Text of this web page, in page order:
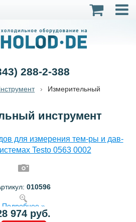
288-2-388
Измерительный
инструмент
для измерения тем-ры и дав-
Testo 0563 0002
010596
Подробнее »
974 руб.